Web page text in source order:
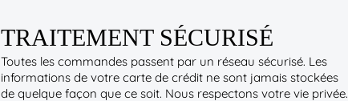
TRAITEMENT SÉCURISÉ
Toutes les commandes passent par un réseau sécurisé. Les
informations de votre carte de crédit ne sont jamais stockées
de quelque façon que ce soit. Nous respectons votre vie privée.